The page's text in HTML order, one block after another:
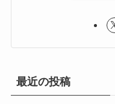
最近の投稿